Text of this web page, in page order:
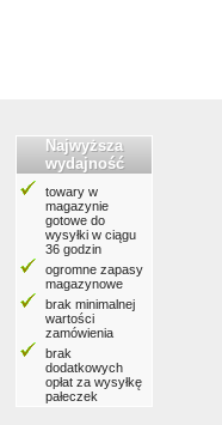
Najwyższa
wydajność
towary w
magazynie
gotowe do
wysyłki w ciągu
36 godzin
ogromne zapasy
magazynowe
brak minimalnej
wartości
zamówienia
brak
dodatkowych
opłat za wysyłkę
pałeczek